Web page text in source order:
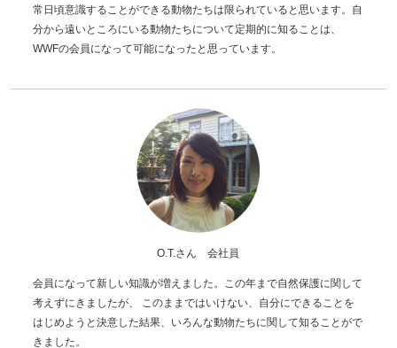
常日頃意識することができる動物たちは限られていると思います。自
分から遠いところにいる動物たちについて定期的に知ることは、
WWFの会員になって可能になったと思っています。
O.T.さん 会社員
会員になって新しい知識が増えました。この年まで自然保護に関して
考えずにきましたが、 このままではいけない、自分にできることを
はじめようと決意した結果、いろんな動物たちに関して知ることがで
きました。